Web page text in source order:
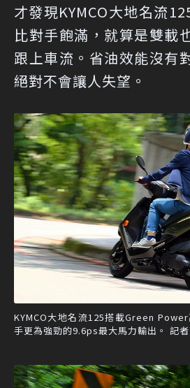
才發現KYMCO大地名流
比對手飽滿，就算是雙載
跟上車流。省油效能沒有
絕對不會讓人失望。
KYMCO大地名流125搭載Green
手更為強勁的9.6ps最大馬力輸出。 記